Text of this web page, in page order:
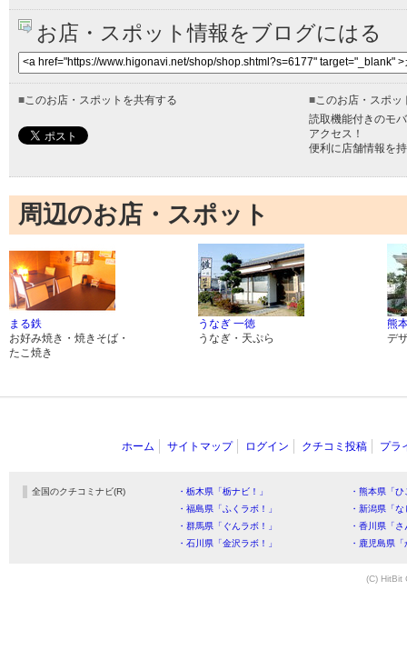
お店・スポット情報をブログにはる
■ このお店・スポットを共有する ■ このお店・スポ
読取機能付きのモ
アクセス！
便利に店舗情報を
周辺のお店・スポット
まる鉄
お好み焼き・焼きそば・
たこ焼き
うなぎ 一徳
うなぎ・天ぷら
熊
デ
ホーム サイトマップ ログイン クチコミ投稿 プラ
全国のクチコミナビ(R) ・栃木県「栃ナビ！」
・熊本県「
・福島県「ふくラボ！」
・新潟県「
・群馬県「ぐんラボ！」
・香川県「
・石川県「金沢ラボ！」
・鹿児島県
(C) HitBit